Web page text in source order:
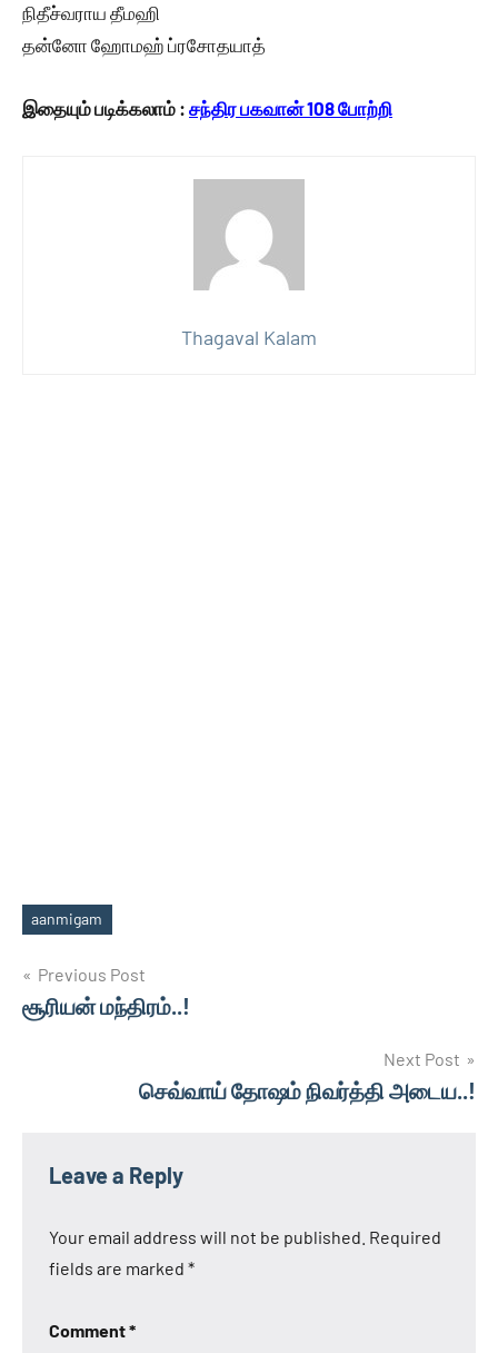
நிதீச்வராய தீமஹி
தன்னோ ஹோமஹ் ப்ரசோதயாத்
இதையும் படிக்கலாம் : சந்திர பகவான் 108 போற்றி
Thagaval Kalam
Tags
aanmigam
Post
navigation
Previous Post
சூரியன் மந்திரம்..!
Next Post
செவ்வாய் தோஷம் நிவர்த்தி அடைய..!
Leave a Reply
Your email address will not be published. Required
fields are marked *
Comment*